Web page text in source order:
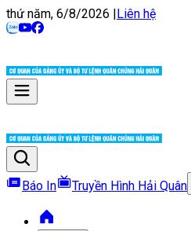
thứ năm, 6/8/2026 |Liên hệ
Báo In Truyền Hình Hải Quân